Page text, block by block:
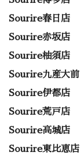
Sourire春日店
Sourire赤坂店
Sourire柚須店
Sourire九産大前
Sourire伊都店
Sourire荒戸店
Sourire高城店
Sourire東比恵店